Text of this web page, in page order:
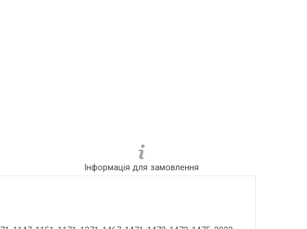
Інформація для замовлення